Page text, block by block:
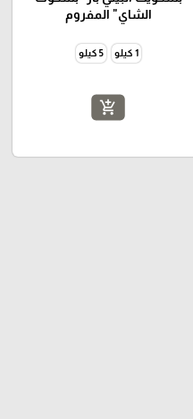
الشاي" المفروم
1 كيلو 5 كيلو
add_shopping_cart